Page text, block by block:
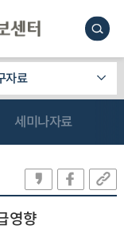
자료
세미나자료
영향